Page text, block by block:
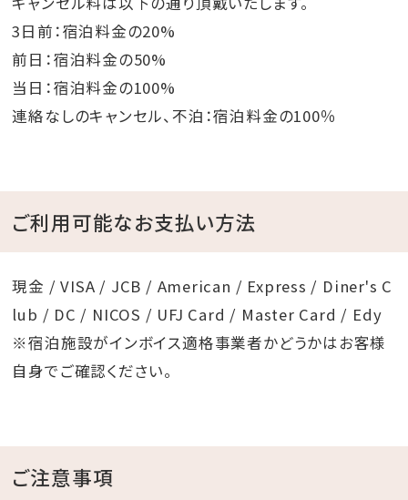
3日前：宿泊料金の20%
前日：宿泊料金の50%
当日：宿泊料金の100%
連絡なしのキャンセル、不泊：宿泊料金の100％
ご利用可能なお支払い方法
現金 / VISA / JCB / American / Express / Diner's C
lub / DC / NICOS / UFJ Card / Master Card / Edy
※宿泊施設がインボイス適格事業者かどうかはお客様
自身でご確認ください。
ご注意事項